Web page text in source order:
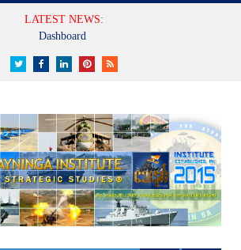
LATEST NEWS:
Dashboard
TwitterFacebookLinkedInPinterestRSS